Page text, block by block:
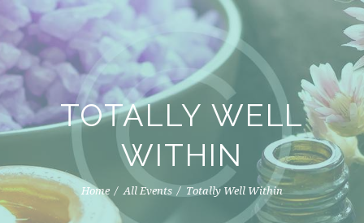
TOTALLY WELL
WITHIN
Home All Events Totally Well Within